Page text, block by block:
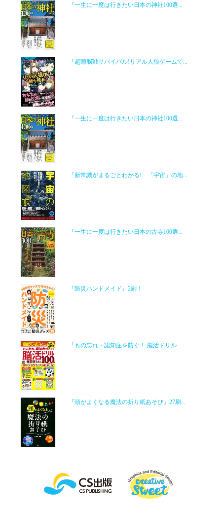
『一生に一度は行きたい日本の神社100選...
『超頭脳戦サバイバル!リアル人狼ゲームで...
『一生に一度は行きたい日本の神社100選...
『新常識がまるごとわかる! 「宇宙」の地...
『一生に一度は行きたい日本の古寺100選...
『防災ハンドメイド』2刷！
『もの忘れ・認知症を防ぐ！ 脳活ドリル ...
『頭がよくなる魔法の折り紙あそび』27刷...